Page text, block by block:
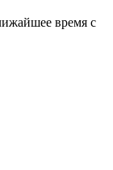
время с